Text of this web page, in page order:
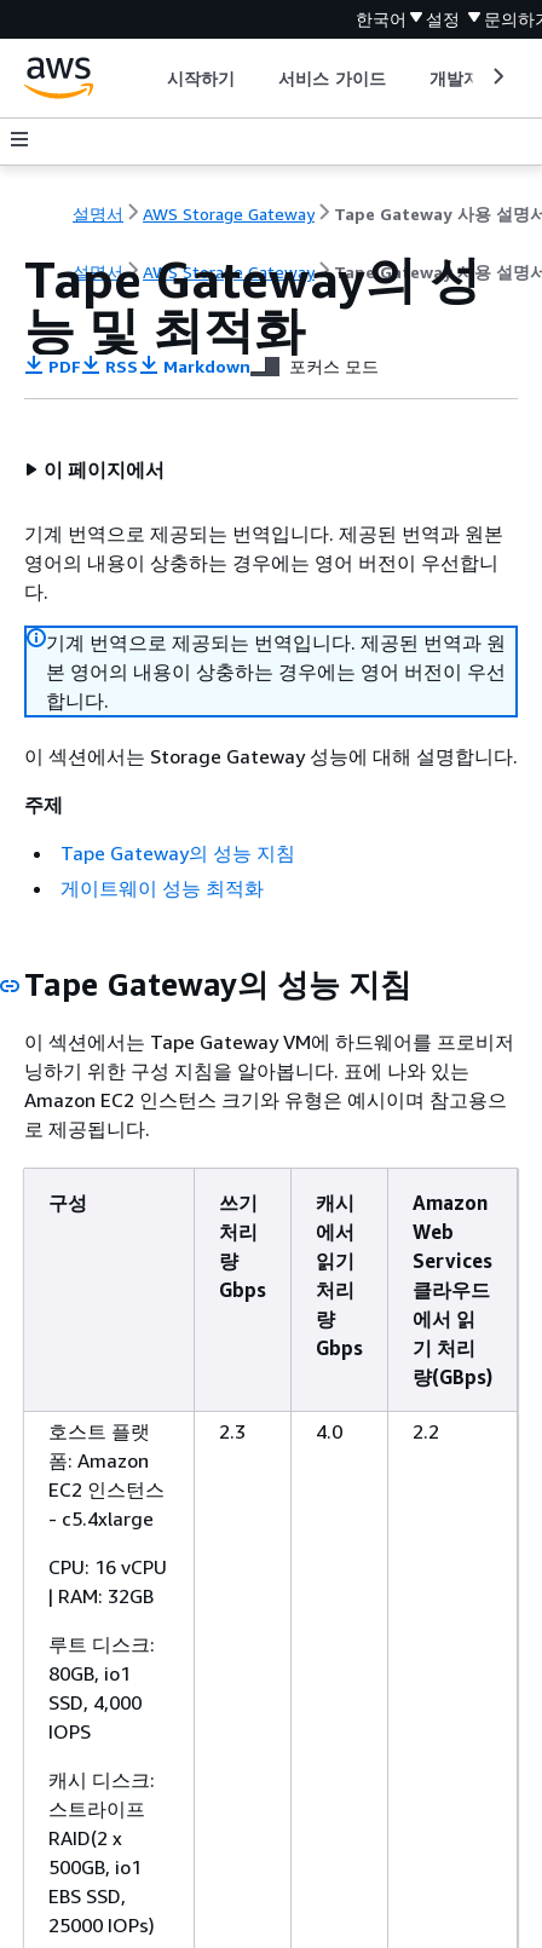
한국어 설정 문의하
시작하기 서비스 가이드 개발자 도구
설명서 AWS Storage Gateway Tape Gateway 사용 설명
설명서 AWS Storage Gateway Tape Gateway 사용 설명
Tape Gateway의 성
능 및 최적화
PDF RSS Markdown 포커스 모드
이 페이지에서
기계 번역으로 제공되는 번역입니다. 제공된 번역과 원본
영어의 내용이 상충하는 경우에는 영어 버전이 우선합니
다.
기계 번역으로 제공되는 번역입니다. 제공된 번역과 원
본 영어의 내용이 상충하는 경우에는 영어 버전이 우선
합니다.
이 섹션에서는 Storage Gateway 성능에 대해 설명합니다.
주제
Tape Gateway의 성능 지침
게이트웨이 성능 최적화
Tape Gateway의 성능 지침
이 섹션에서는 Tape Gateway VM에 하드웨어를 프로비저
닝하기 위한 구성 지침을 알아봅니다. 표에 나와 있는
Amazon EC2 인스턴스 크기와 유형은 예시이며 참고용으
로 제공됩니다.
구성
쓰기
처리
량
Gbps
캐시
에서
읽기
처리
량
Gbps
Amazon
Web
Services
클라우드
에서 읽
기 처리
량(GBps)
호스트 플랫
폼: Amazon
EC2 인스턴스
- c5.4xlarge
CPU: 16 vCPU
| RAM: 32GB
루트 디스크:
80GB, io1
SSD, 4,000
IOPS
캐시 디스크:
스트라이프
RAID(2 x
500GB, io1
EBS SSD,
25000 IOPs)
2.3 4.0 2.2